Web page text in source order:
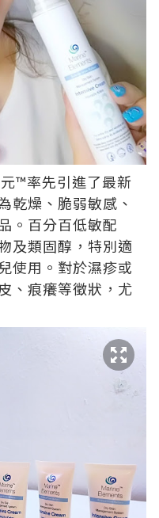
™率先引進了最新
乾燥、脆弱敏感、
。百分百低敏配
及類固醇，特別適
使用。對於濕疹或
、痕癢等徵狀，尤